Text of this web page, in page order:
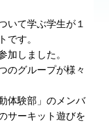
いて学ぶ学生が１
です。
加しました。
のグループが様々
体験部」のメンバ
サーキット遊びを